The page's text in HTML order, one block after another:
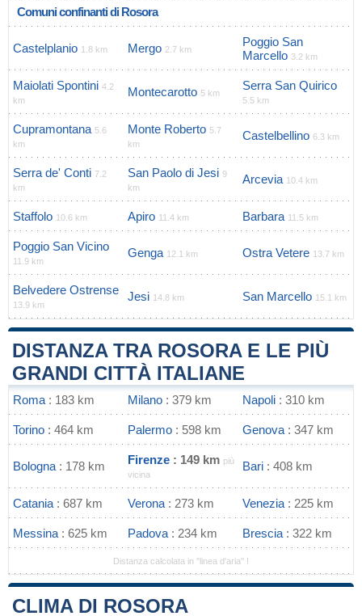
Comuni confinanti di Rosora
Castelplanio 1.8 km Mergo 2.7 km
Poggio San
Marcello 3.2 km
Maiolati Spontini 4.2
km
Montecarotto 5 km
Serra San Quirico
5.5 km
Cupramontana 5.6
km
Monte Roberto 5.7
km
Castelbellino 6.3 km
Serra de' Conti 7.2
km
San Paolo di Jesi 9
km
Arcevia 10.4 km
Staffolo 10.6 km Apiro 11.4 km Barbara 11.5 km
Poggio San Vicino
11.9 km
Genga 12.1 km Ostra Vetere 13.7 km
Belvedere Ostrense
13.9 km
Jesi 14.8 km San Marcello 15.1 km
DISTANZA TRA ROSORA E LE PIÙ
GRANDI CITTÀ ITALIANE
Roma : 183 km Milano : 379 km Napoli : 310 km
Torino : 464 km Palermo : 598 km Genova : 347 km
Bologna : 178 km Firenze : 149 km più
vicina
Bari : 408 km
Catania : 687 km Verona : 273 km Venezia : 225 km
Messina : 625 km Padova : 234 km Brescia : 322 km
Distanza calcolata in "linea d'aria" !
CLIMA DI ROSORA